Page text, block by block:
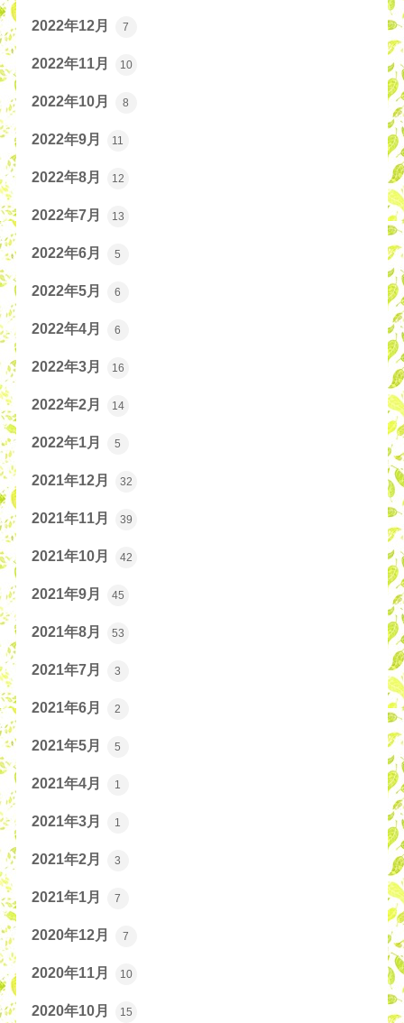
2022年12月 7
2022年11月 10
2022年10月 8
2022年9月 11
2022年8月 12
2022年7月 13
2022年6月 5
2022年5月 6
2022年4月 6
2022年3月 16
2022年2月 14
2022年1月 5
2021年12月 32
2021年11月 39
2021年10月 42
2021年9月 45
2021年8月 53
2021年7月 3
2021年6月 2
2021年5月 5
2021年4月 1
2021年3月 1
2021年2月 3
2021年1月 7
2020年12月 7
2020年11月 10
2020年10月 15